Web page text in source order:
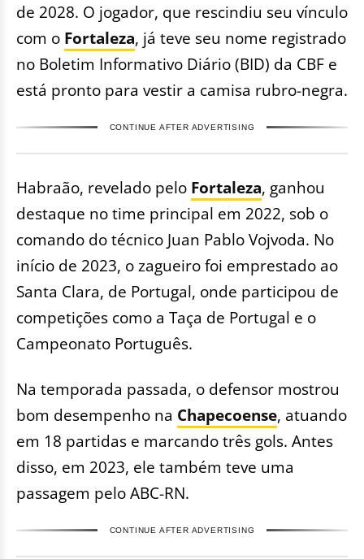
de 2028. O jogador, que rescindiu seu vínculo
com o Fortaleza, já teve seu nome registrado
no Boletim Informativo Diário (BID) da CBF e
está pronto para vestir a camisa rubro-negra.
CONTINUE AFTER ADVERTISING
Habraão, revelado pelo Fortaleza, ganhou
destaque no time principal em 2022, sob o
comando do técnico Juan Pablo Vojvoda. No
início de 2023, o zagueiro foi emprestado ao
Santa Clara, de Portugal, onde participou de
competições como a Taça de Portugal e o
Campeonato Português.
Na temporada passada, o defensor mostrou
bom desempenho na Chapecoense, atuando
em 18 partidas e marcando três gols. Antes
disso, em 2023, ele também teve uma
passagem pelo ABC-RN.
CONTINUE AFTER ADVERTISING